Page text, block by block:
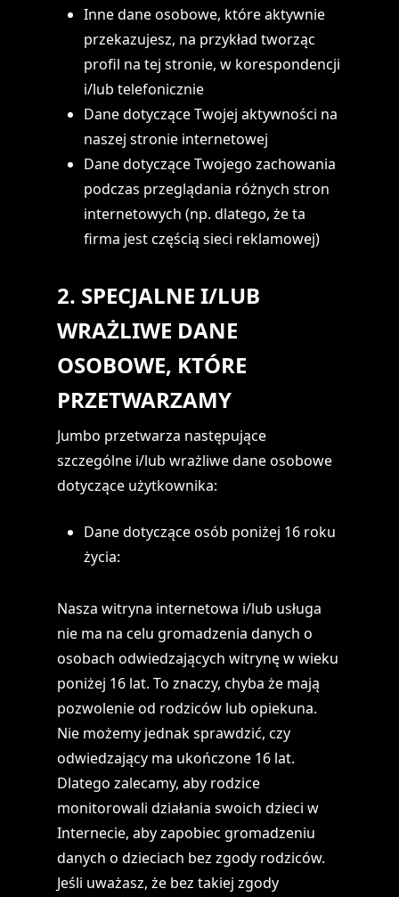
Inne dane osobowe, które aktywnie
przekazujesz, na przykład tworząc
profil na tej stronie, w korespondencji
i/lub telefonicznie
Dane dotyczące Twojej aktywności na
naszej stronie internetowej
Dane dotyczące Twojego zachowania
podczas przeglądania różnych stron
internetowych (np. dlatego, że ta
firma jest częścią sieci reklamowej)
2. SPECJALNE I/LUB
WRAŻLIWE DANE
OSOBOWE, KTÓRE
PRZETWARZAMY
Jumbo przetwarza następujące
szczególne i/lub wrażliwe dane osobowe
dotyczące użytkownika:
Dane dotyczące osób poniżej 16 roku
życia:
Nasza witryna internetowa i/lub usługa
nie ma na celu gromadzenia danych o
osobach odwiedzających witrynę w wieku
poniżej 16 lat. To znaczy, chyba że mają
pozwolenie od rodziców lub opiekuna.
Nie możemy jednak sprawdzić, czy
odwiedzający ma ukończone 16 lat.
Dlatego zalecamy, aby rodzice
monitorowali działania swoich dzieci w
Internecie, aby zapobiec gromadzeniu
danych o dzieciach bez zgody rodziców.
Jeśli uważasz, że bez takiej zgody